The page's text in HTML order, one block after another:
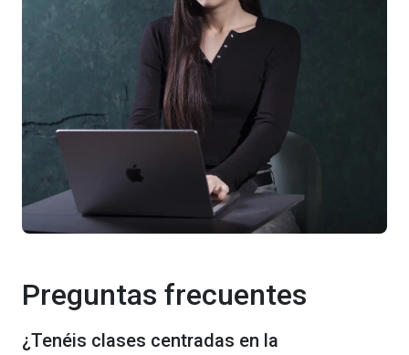
Preguntas frecuentes
¿Tenéis clases centradas en la